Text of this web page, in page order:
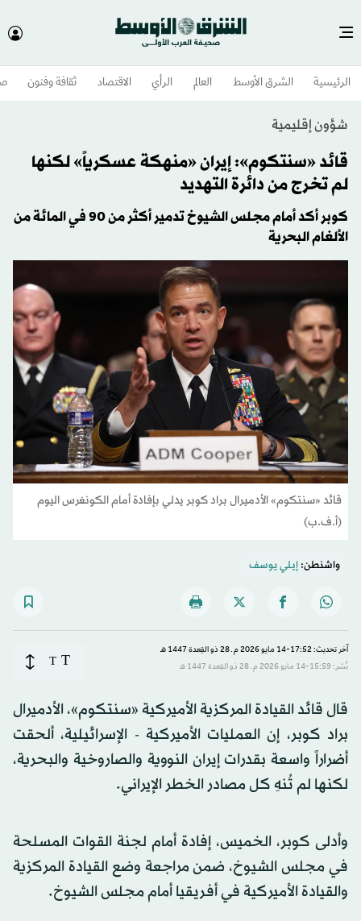
الرئيسية الشرق الأوسط​ العالم الرأي الاقتصاد ثقافة وفنون
شؤون إقليمية
قائد «سنتكوم»: إيران «منهكة عسكرياً» لكنها
لم تخرج من دائرة التهديد
كوبر أكد أمام مجلس الشيوخ تدمير أكثر من 90 في المائة من
الألغام البحرية
قائد «سنتكوم» الأدميرال براد كوبر يدلي بإفادة أمام الكونغرس اليوم
(أ.ف.ب)
واشنطن:إيلي يوسف
آخر تحديث: 17:52-14 مايو 2026 م ـ 28 ذو القِعدة 1447 هـ
نُشر: 15:59-14 مايو 2026 م ـ 28 ذو القِعدة 1447 هـ
T
T
قال قائد القيادة المركزية الأميركية «سنتكوم»، الأدميرال
براد كوبر، إن العمليات الأميركية - الإسرائيلية، ألحقت
أضراراً واسعة بقدرات إيران النووية والصاروخية والبحرية،
لكنها لم تُنهِ كل مصادر الخطر الإيراني.
وأدلى كوبر، الخميس، إفادة أمام لجنة القوات المسلحة
في مجلس الشيوخ، ضمن مراجعة وضع القيادة المركزية
والقيادة الأميركية في أفريقيا أمام مجلس الشيوخ.